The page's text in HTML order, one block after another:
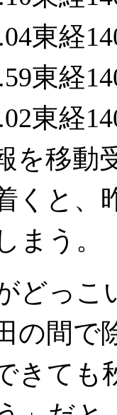
東経
東経
東経
移動
くと、
まう。
どっこ
の間で
きても